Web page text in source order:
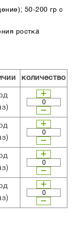
50-200 гр с
ростка
количество